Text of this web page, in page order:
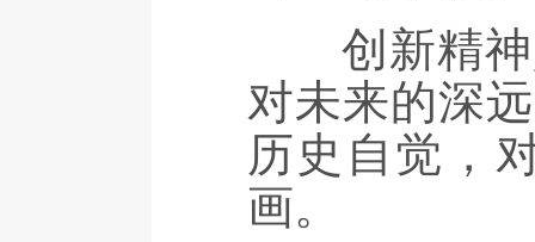
创新精神
对未来的深
历史自觉，
画。